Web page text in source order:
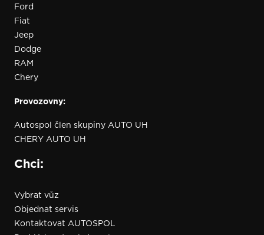
Ford
Fiat
Jeep
Dodge
RAM
Chery
Provozovny:
Autospol člen skupiny AUTO UH
CHERY AUTO UH
Chci:
Vybrat vůz
Objednat servis
Kontaktovat AUTOSPOL